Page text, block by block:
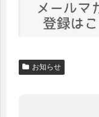
お知らせ